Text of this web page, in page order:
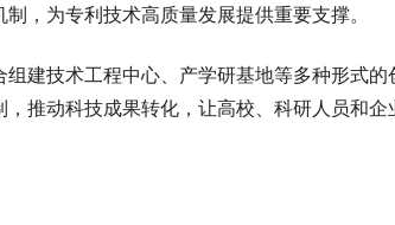
，为专利技术高质量发展提供重要支撑。
建技术工程中心、产学研基地等多种形式的
推动科技成果转化，让高校、科研人员和企